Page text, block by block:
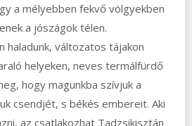
a mélyebben fekvő völgyekben
a jószágok télen.
haladunk, változatos tájakon
helyeken, neves termálfürdő
hogy magunkba szívjuk a
csendjét, s békés embereit. Aki
az csatlakozhat Tadzsikisztán